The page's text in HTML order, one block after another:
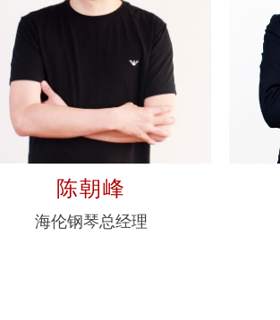
陈朝峰
海伦钢琴总经理